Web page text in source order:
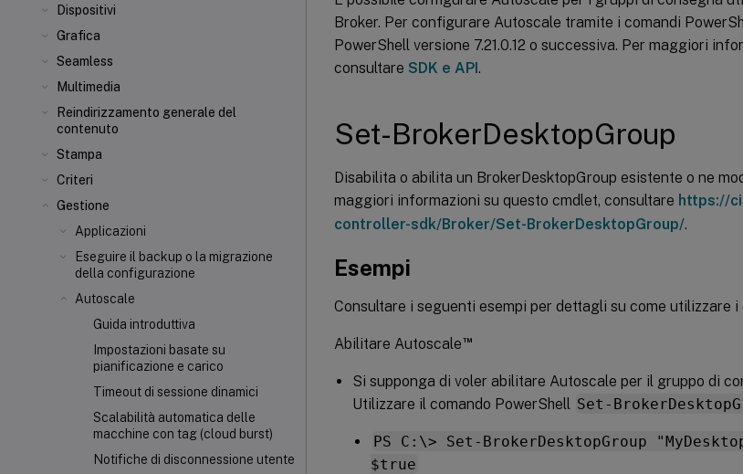
Dispositivi
Grafica
Seamless
Multimedia
Reindirizzamento generale del
contenuto
Stampa
Criteri
Gestione
Applicazioni
Eseguire il backup o la migrazione
della configurazione
Autoscale
Guida introduttiva
Impostazioni basate su
pianificazione e carico
Timeout di sessione dinamici
Scalabilità automatica delle
macchine con tag (cloud burst)
Notifiche di disconnessione utente
Broker. Per configurare Autoscale tramite i comandi
PowerShell versione 7.21.0.12 o successiva. Per maggiori
consultare SDK e API.
Set-BrokerDesktopGroup
Disabilita o abilita un BrokerDesktopGroup esistente o ne
maggiori informazioni su questo cmdlet, consultare https://
controller-sdk/Broker/Set-BrokerDesktopGroup/.
Esempi
Consultare i seguenti esempi per dettagli su come utilizzare i
Abilitare Autoscale™
Si supponga di voler abilitare Autoscale per il gruppo di
Utilizzare il comando PowerShell Set-
PS C:\> Set-BrokerDesktopGroup
$true